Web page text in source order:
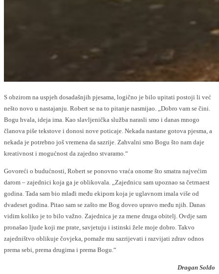
S obzirom na uspjeh dosadašnjih pjesama, logično je bilo upitati postoji li već
nešto novo u nastajanju. Robert se na to pitanje nasmijao. „Dobro vam se čini.
Bogu hvala, ideja ima. Kao slavljenička služba narasli smo i danas mnogo
članova piše tekstove i donosi nove poticaje. Nekada nastane gotova pjesma, a
nekada je potrebno još vremena da sazrije. Zahvalni smo Bogu što nam daje
kreativnost i mogućnost da zajedno stvaramo.“
Govoreći o budućnosti, Robert se ponovno vraća onome što smatra najvećim
darom – zajednici koja ga je oblikovala. „Zajednicu sam upoznao sa četrnaest
godina. Tada sam bio mlađi među ekipom koja je uglavnom imala više od
dvadeset godina. Pitao sam se zašto me Bog doveo upravo među njih. Danas
vidim koliko je to bilo važno. Zajednica je za mene druga obitelj. Ovdje sam
pronašao ljude koji me prate, savjetuju i istinski žele moje dobro. Takvo
zajedništvo oblikuje čovjeka, pomaže mu sazrijevati i razvijati zdrav odnos
prema sebi, prema drugima i prema Bogu.“
Dragan Soldo